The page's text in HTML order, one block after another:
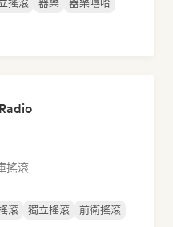
搖滾 器樂
器樂嘻哈
搖滾
滾 獨立搖滾
前衛搖滾